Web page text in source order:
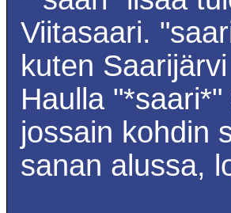
Viitasaari.
kuten
Haulla
jossain kohdin
sanan alussa,